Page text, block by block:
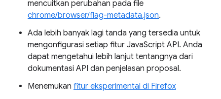
mencuitkan perubahan pada file
chrome/browser/flag-metadata.json.
Ada lebih banyak lagi tanda yang tersedia untuk
mengonfigurasi setiap fitur JavaScript API. Anda
dapat mengetahui lebih lanjut tentangnya dari
dokumentasi API dan penjelasan proposal.
Menemukan fitur eksperimental di Firefox